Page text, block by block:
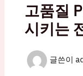
고품질
시키는
글쓴이